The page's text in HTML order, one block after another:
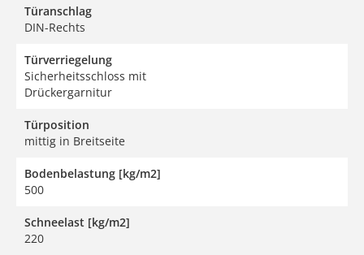
Türanschlag
DIN-Rechts
Türverriegelung
Sicherheitsschloss mit
Drückergarnitur
Türposition
mittig in Breitseite
Bodenbelastung [kg/m2]
500
Schneelast [kg/m2]
220